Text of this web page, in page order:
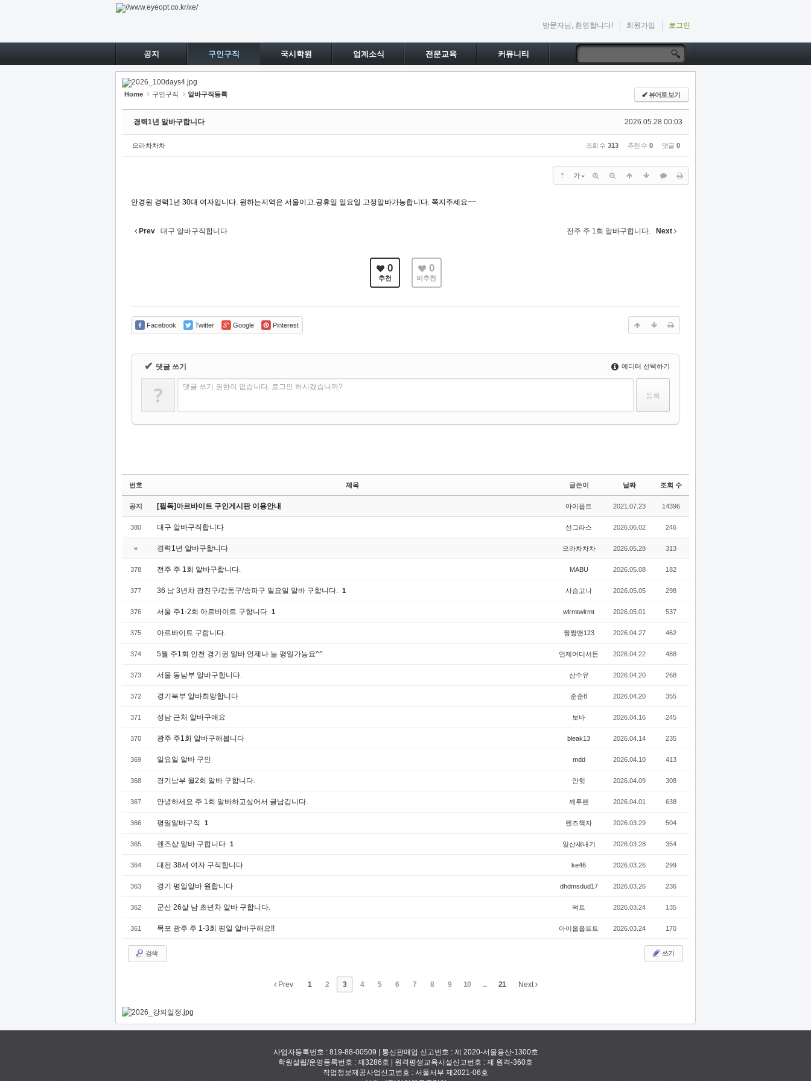
방문자님, 환영합니다! 회원가입 로그인
공지 구인구직 국시학원 업계소식 전문교육 커뮤니티
Home 구인구직 알바구직등록 ✔뷰어로 보기
2026.05.28 00:03
경력1년 알바구합니다
으라차차차 조회 수 313 추천 수 0 댓글 0
? 가
안경원 경력1년 30대 여자입니다. 원하는지역은 서울이고.공휴일 일요일 고정알바가능합니다. 쪽지주세요~~
Prev 대구 알바구직합니다 전주 주 1회 알바구합니다. Next
0
추천
0
비추천
Facebook Twitter Google Pinterest
✔ 댓글 쓰기 에디터 선택하기
? 댓글 쓰기 권한이 없습니다. 로그인 하시겠습니까?
번호 제목 글쓴이 날짜 조회 수
공지 [필독]아르바이트 구인게시판 이용안내 아이옵트 2021.07.23 14396
380 대구 알바구직합니다 선그라스 2026.06.02 246
» 경력1년 알바구합니다 으라차차차 2026.05.28 313
378 전주 주 1회 알바구합니다. MABU 2026.05.08 182
377 36 남 3년차 광진구/강동구/송파구 일요일 알바 구합니다. 1 사슴고나 2026.05.05 298
376 서울 주1-2회 아르바이트 구합니다 1 wlrmtwlrmt 2026.05.01 537
375 아르바이트 구합니다. 짱짱맨123 2026.04.27 462
374 5월 주1회 인천 경기권 알바 언제나 늘 평일가능요^^ 언제어디서든 2026.04.22 488
373 서울 동남부 알바구합니다. 산수유 2026.04.20 268
372 경기북부 알바희망합니다 준준8 2026.04.20 355
371 성남 근처 알바구애요 보바 2026.04.16 245
370 광주 주1회 알바구해봅니다 bleak13 2026.04.14 235
369 일요일 알바 구인 mdd 2026.04.10 413
368 경기남부 월2회 알바 구합니다. 안힛 2026.04.09 308
367 안녕하세요 주 1회 알바하고싶어서 글남깁니다. 깨투렌 2026.04.01 638
366 평일알바구직 1 렌즈책자 2026.03.29 504
365 렌즈샵 알바 구합니다 1 일산새내기 2026.03.28 354
364 대전 38세 여자 구직합니다 ke46 2026.03.26 299
363 경기 평일알바 원합니다 dhdmsdud17 2026.03.26 236
362 군산 26살 남 초년차 알바 구합니다. 덕트 2026.03.24 135
361 목포 광주 주 1-3회 평일 알바구해요!! 아이옵옵트트 2026.03.24 170
검색 쓰기
Prev 1 2 3 4 5 6 7 8 9 10 ... 21 Next
사업자등록번호 : 819-88-00509 | 통신판매업 신고번호 : 제 2020-서울용산-1300호
학원설립/운영등록번호 : 제3286호 | 원격평생교육시설신고번호 : 제 원격-360호
직업정보제공사업신고번호 : 서울서부 제2021-06호